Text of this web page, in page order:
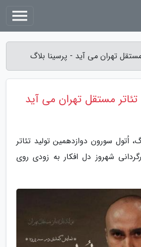
تهران می آید - پرسینا بلاگ
مستقل تهران می آید
اُتول سورون دوازدهمین تولید تئاتر
شهروز دل افکار به زودی روی